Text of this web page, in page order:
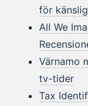
för
All We
Värnamo
tv-tider
Tax